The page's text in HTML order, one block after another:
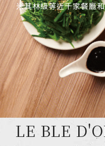
米其林級等近千家餐廳
LE BLE